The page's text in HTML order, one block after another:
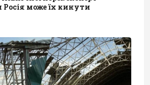
Росія може їх кинути